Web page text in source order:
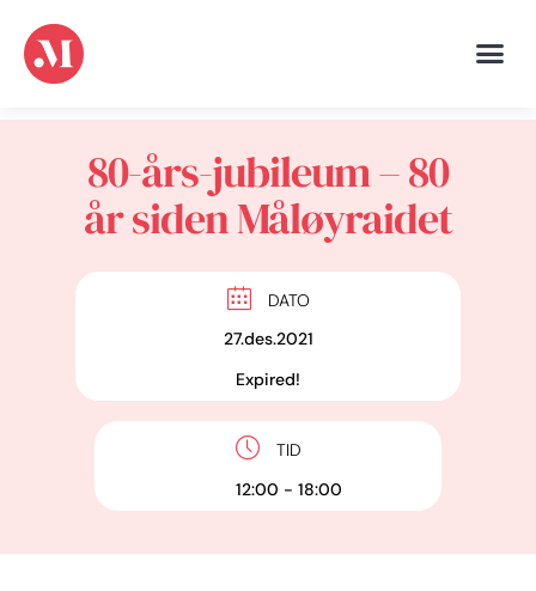
80-års-jubileum – 80
år siden Måløyraidet
DATO
27.des.2021
Expired!
TID
12:00 - 18:00